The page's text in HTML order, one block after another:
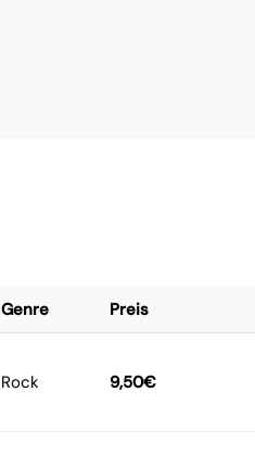
Genre Preis
Rock 9,50€